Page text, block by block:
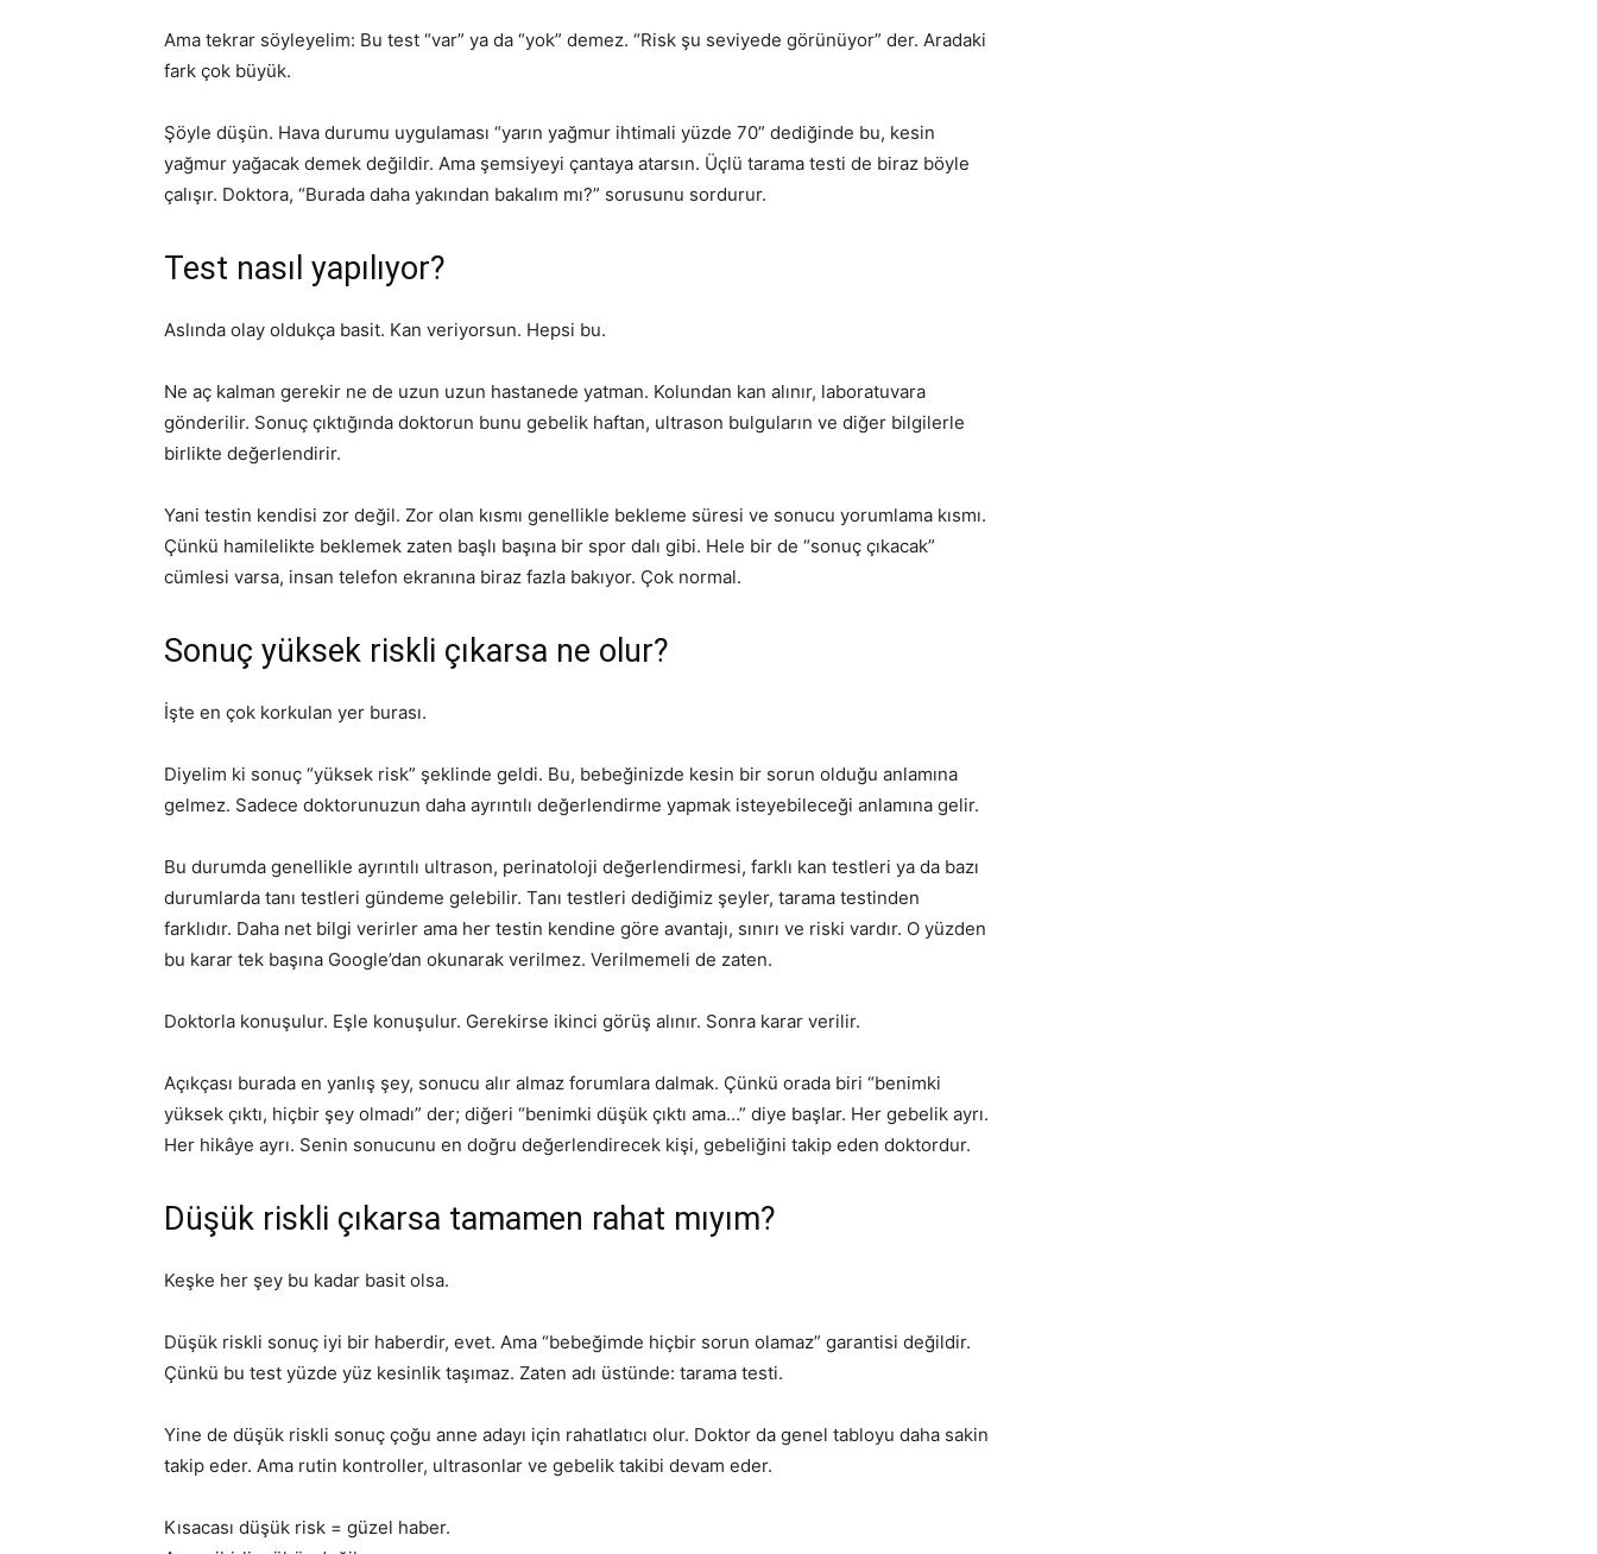
Ama tekrar söyleyelim: Bu test “var” ya da “yok” demez. “Risk şu seviyede görünüyor” der. Aradaki
fark çok büyük.
Şöyle düşün. Hava durumu uygulaması “yarın yağmur ihtimali yüzde 70” dediğinde bu, kesin
yağmur yağacak demek değildir. Ama şemsiyeyi çantaya atarsın. Üçlü tarama testi de biraz böyle
çalışır. Doktora, “Burada daha yakından bakalım mı?” sorusunu sordurur.
Test nasıl yapılıyor?
Aslında olay oldukça basit. Kan veriyorsun. Hepsi bu.
Ne aç kalman gerekir ne de uzun uzun hastanede yatman. Kolundan kan alınır, laboratuvara
gönderilir. Sonuç çıktığında doktorun bunu gebelik haftan, ultrason bulguların ve diğer bilgilerle
birlikte değerlendirir.
Yani testin kendisi zor değil. Zor olan kısmı genellikle bekleme süresi ve sonucu yorumlama kısmı.
Çünkü hamilelikte beklemek zaten başlı başına bir spor dalı gibi. Hele bir de “sonuç çıkacak”
cümlesi varsa, insan telefon ekranına biraz fazla bakıyor. Çok normal.
Sonuç yüksek riskli çıkarsa ne olur?
İşte en çok korkulan yer burası.
Diyelim ki sonuç “yüksek risk” şeklinde geldi. Bu, bebeğinizde kesin bir sorun olduğu anlamına
gelmez. Sadece doktorunuzun daha ayrıntılı değerlendirme yapmak isteyebileceği anlamına gelir.
Bu durumda genellikle ayrıntılı ultrason, perinatoloji değerlendirmesi, farklı kan testleri ya da bazı
durumlarda tanı testleri gündeme gelebilir. Tanı testleri dediğimiz şeyler, tarama testinden
farklıdır. Daha net bilgi verirler ama her testin kendine göre avantajı, sınırı ve riski vardır. O yüzden
bu karar tek başına Google’dan okunarak verilmez. Verilmemeli de zaten.
Doktorla konuşulur. Eşle konuşulur. Gerekirse ikinci görüş alınır. Sonra karar verilir.
Açıkçası burada en yanlış şey, sonucu alır almaz forumlara dalmak. Çünkü orada biri “benimki
yüksek çıktı, hiçbir şey olmadı” der; diğeri “benimki düşük çıktı ama…” diye başlar. Her gebelik ayrı.
Her hikâye ayrı. Senin sonucunu en doğru değerlendirecek kişi, gebeliğini takip eden doktordur.
Düşük riskli çıkarsa tamamen rahat mıyım?
Keşke her şey bu kadar basit olsa.
Düşük riskli sonuç iyi bir haberdir, evet. Ama “bebeğimde hiçbir sorun olamaz” garantisi değildir.
Çünkü bu test yüzde yüz kesinlik taşımaz. Zaten adı üstünde: tarama testi.
Yine de düşük riskli sonuç çoğu anne adayı için rahatlatıcı olur. Doktor da genel tabloyu daha sakin
takip eder. Ama rutin kontroller, ultrasonlar ve gebelik takibi devam eder.
Kısacası düşük risk = güzel haber.